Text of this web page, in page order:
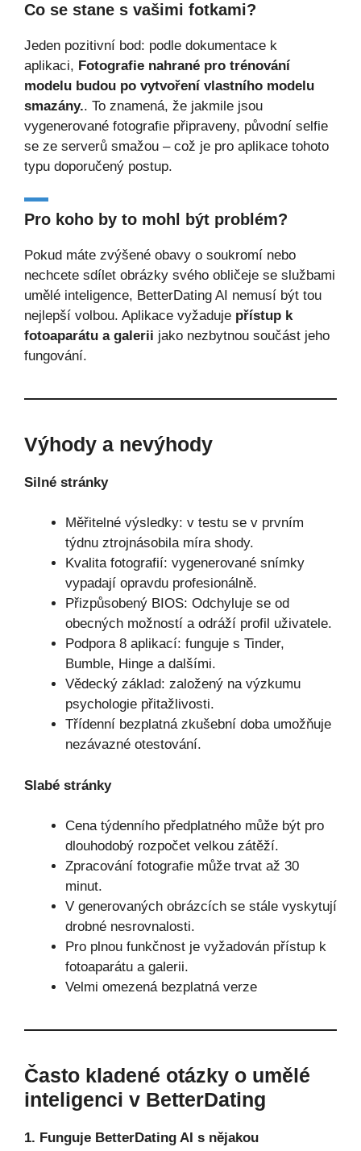
Co se stane s vašimi fotkami?
Jeden pozitivní bod: podle dokumentace k
aplikaci, Fotografie nahrané pro trénování
modelu budou po vytvoření vlastního modelu
smazány.. To znamená, že jakmile jsou
vygenerované fotografie připraveny, původní selfie
se ze serverů smažou – což je pro aplikace tohoto
typu doporučený postup.
Pro koho by to mohl být problém?
Pokud máte zvýšené obavy o soukromí nebo
nechcete sdílet obrázky svého obličeje se službami
umělé inteligence, BetterDating AI nemusí být tou
nejlepší volbou. Aplikace vyžaduje přístup k
fotoaparátu a galerii jako nezbytnou součást jeho
fungování.
Výhody a nevýhody
Silné stránky
Měřitelné výsledky: v testu se v prvním
týdnu ztrojnásobila míra shody.
Kvalita fotografií: vygenerované snímky
vypadají opravdu profesionálně.
Přizpůsobený BIOS: Odchyluje se od
obecných možností a odráží profil uživatele.
Podpora 8 aplikací: funguje s Tinder,
Bumble, Hinge a dalšími.
Vědecký základ: založený na výzkumu
psychologie přitažlivosti.
Třídenní bezplatná zkušební doba umožňuje
nezávazné otestování.
Slabé stránky
Cena týdenního předplatného může být pro
dlouhodobý rozpočet velkou zátěží.
Zpracování fotografie může trvat až 30
minut.
V generovaných obrázcích se stále vyskytují
drobné nesrovnalosti.
Pro plnou funkčnost je vyžadován přístup k
fotoaparátu a galerii.
Velmi omezená bezplatná verze
Často kladené otázky o umělé
inteligenci v BetterDating
1. Funguje BetterDating AI s nějakou